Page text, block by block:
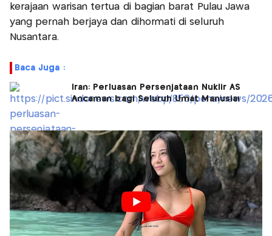
kerajaan warisan tertua di bagian barat Pulau Jawa
yang pernah berjaya dan dihormati di seluruh
Nusantara.
Baca Juga :
Iran: Perluasan Persenjataan Nuklir AS
Ancaman bagi Seluruh Umat Manusia!